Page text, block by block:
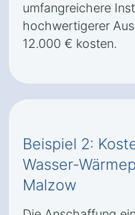
umfangreichere
hochwertigerer
12.000 € kosten.
Beispiel 2:
Wasser-
Malzow